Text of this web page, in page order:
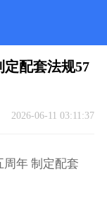
配套法规57
2026-06-11 03:11:37
周年 制定配套